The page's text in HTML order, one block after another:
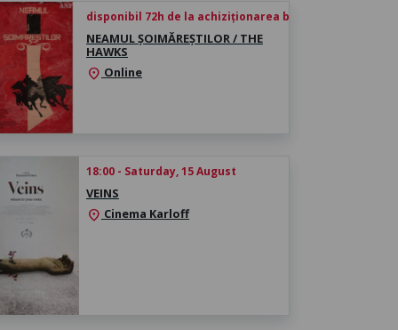
disponibil 72h de la achiziționarea biletului
NEAMUL ȘOIMĂREȘTILOR / THE
HAWKS
location_on Online
18:00 - Saturday, 15 August
VEINS
location_on Cinema Karloff